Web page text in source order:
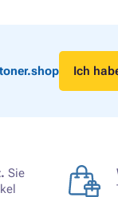
Ich
Sie